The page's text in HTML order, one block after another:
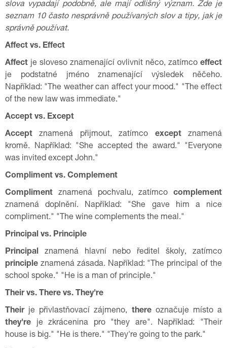
slova vypadají podobně, ale mají odlišný význam. Zde je
seznam 10 často nesprávně používaných slov a tipy, jak je
správně používat.
Affect vs. Effect
Affect je sloveso znamenající ovlivnit něco, zatímco effect
je podstatné jméno znamenající výsledek něčeho.
Například: "The weather can affect your mood." "The effect
of the new law was immediate."
Accept vs. Except
Accept znamená přijmout, zatímco exceptznamená
kromě. Například: "She accepted the award." "Everyone
was invited except John."
Compliment vs. Complement
Compliment znamená pochvalu, zatímco complement
znamená doplnění. Například: "She gave him a nice
compliment." "The wine complements the meal."
Principal vs. Principle
Principal znamená hlavní nebo ředitel školy, zatímco
principle znamená zásada. Například: "The principal of the
school spoke." "He is a man of principle."
Their vs. There vs. They're
Theirje přivlastňovací zájmeno, thereoznačuje místo a
they're je zkrácenina pro "they are". Například: "Their
house is big." "He is there." "They're going to the park."